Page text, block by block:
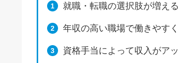
就職・転職の選択肢が増える
年収の高い職場で働きやす
資格手当によって収入がア